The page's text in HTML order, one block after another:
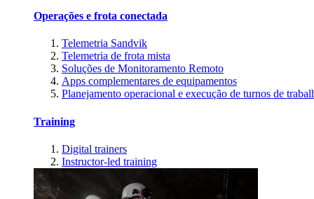
Operações e frota conectada
Telemetria Sandvik
Telemetria de frota mista
Soluções de Monitoramento Remoto
Apps complementares de equipamentos
Planejamento operacional e execução de turnos de
Training
Digital trainers
Instructor-led training